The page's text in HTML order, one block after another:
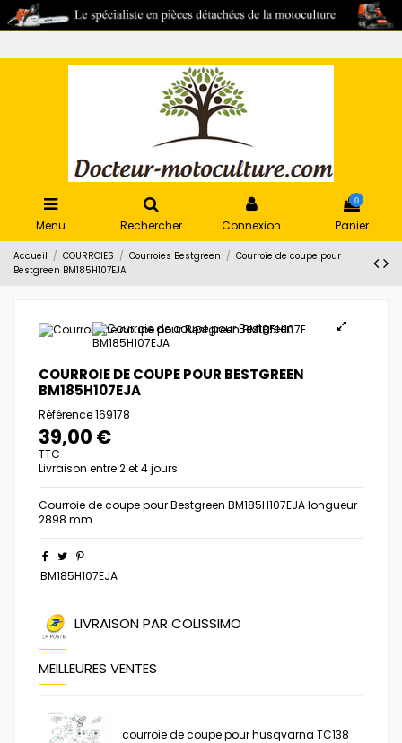
Menu Rechercher Connexion
0
Panier
Accueil COURROIES Courroies Bestgreen
Courroie de coupe pour
Bestgreen BM185H107EJA
COURROIE DE COUPE POUR BESTGREEN
BM185H107EJA
Référence169178
39,00 €
TTC
Livraison entre 2 et 4 jours
Courroie de coupe pour Bestgreen BM185H107EJA longueur
2898 mm
BM185H107EJA
LIVRAISON PAR COLISSIMO
MEILLEURES VENTES
courroie de coupe pour husqvarna TC138